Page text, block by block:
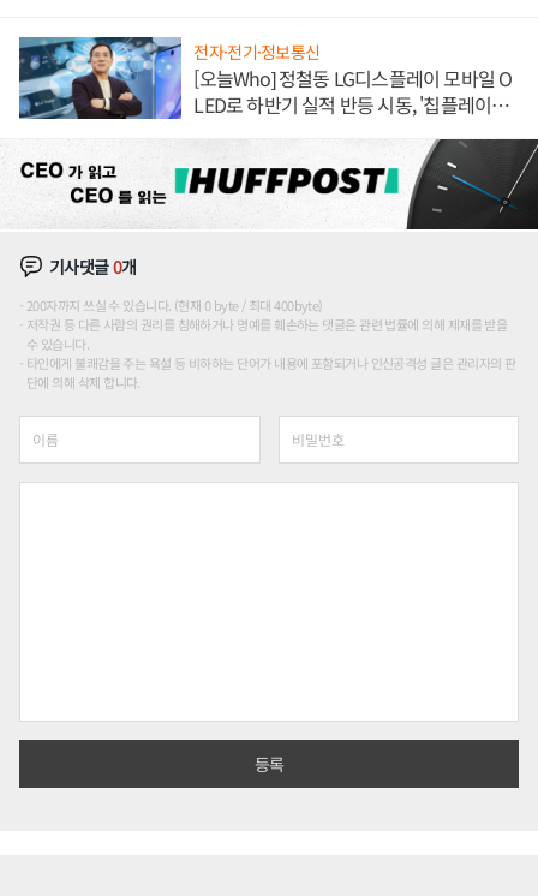
전자·전기·정보통신
[오늘Who] 정철동 LG디스플레이 모바일 O
LED로 하반기 실적 반등 시동, '칩플레이
기사댓글0개
200자까지 쓰실 수 있습니다. (현재 0 byte / 최대 400byte)
저작권 등 다른 사람의 권리를 침해하거나 명예를 훼손하는 댓글은 관련 법률에 의해 제재를 받을
수 있습니다.
타인에게 불쾌감을 주는 욕설 등 비하하는 단어가 내용에 포함되거나 인신공격성 글은 관리자의 판
단에 의해 삭제 합니다.